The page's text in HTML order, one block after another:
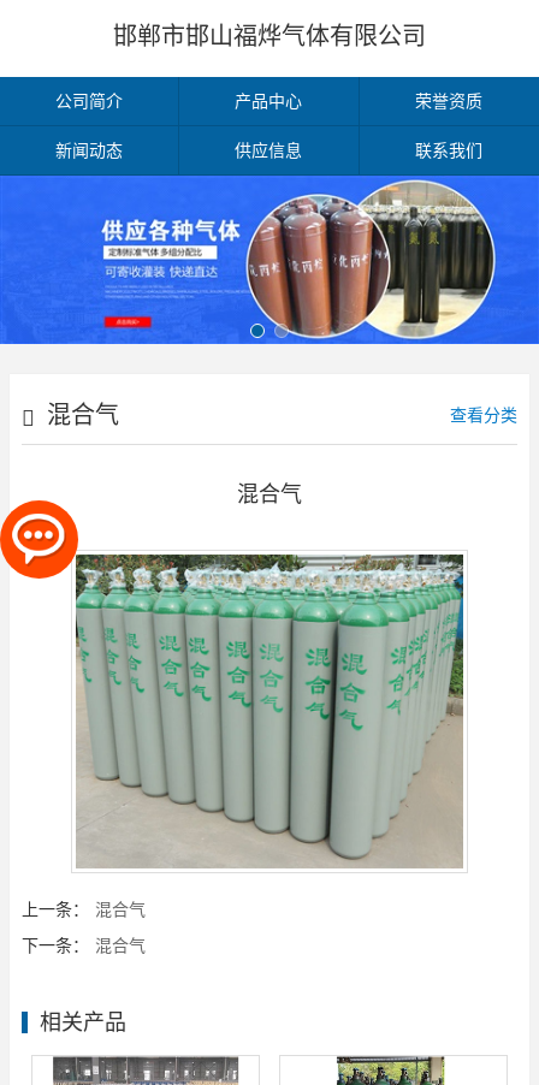
邯郸市邯山福烨气体有限公司
公司简介 产品中心 荣誉资质
新闻动态 供应信息 联系我们
混合气 查看分类
混合气
上一条：
混合气
下一条：
混合气
相关产品